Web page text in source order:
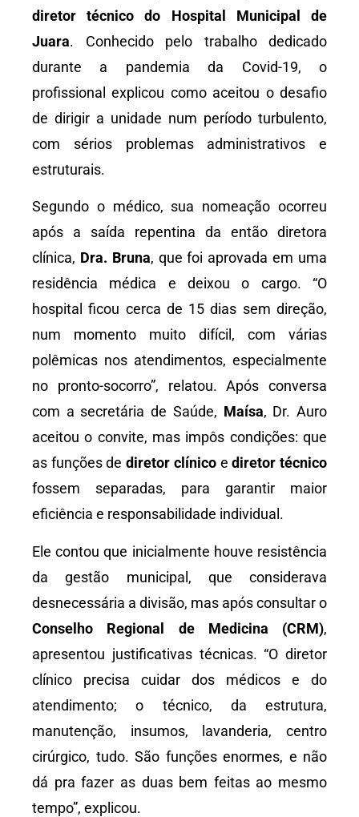
diretor técnico do Hospital Municipal de
Juara. Conhecido pelo trabalho dedicado
durante a pandemia da Covid-19, o
profissional explicou como aceitou o desafio
de dirigir a unidade num período turbulento,
com sérios problemas administrativos e
estruturais.
Segundo o médico, sua nomeação ocorreu
após a saída repentina da então diretora
clínica, Dra. Bruna, que foi aprovada em uma
residência médica e deixou o cargo. “O
hospital ficou cerca de 15 dias sem direção,
num momento muito difícil, com várias
polêmicas nos atendimentos, especialmente
no pronto-socorro”, relatou. Após conversa
com a secretária de Saúde, Maísa, Dr. Auro
aceitou o convite, mas impôs condições: que
as funções dediretor clínicoediretor técnico
fossem separadas, para garantir maior
eficiência e responsabilidade individual.
Ele contou que inicialmente houve resistência
da gestão municipal, que considerava
desnecessária a divisão, mas após consultar o
Conselho Regional de Medicina (CRM),
apresentou justificativas técnicas. “O diretor
clínico precisa cuidar dos médicos e do
atendimento; o técnico, da estrutura,
manutenção, insumos, lavanderia, centro
cirúrgico, tudo. São funções enormes, e não
dá pra fazer as duas bem feitas ao mesmo
tempo”, explicou.